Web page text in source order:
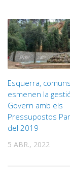
Esquerra,
esmenen la
Govern amb els
Pressupostos
del 2019
5 ABR., 2022